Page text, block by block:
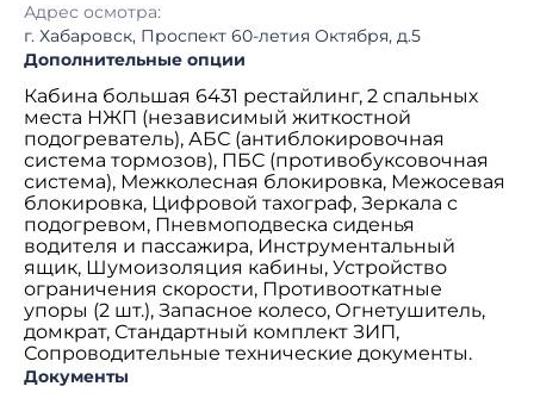
Адрес осмотра:
г. Хабаровск, Проспект 60-летия Октября, д.5
Дополнительные опции
Кабина большая 6431 рестайлинг, 2 спальных
места НЖП (независимый житкостной
подогреватель), АБС (антиблокировочная
система тормозов), ПБС (противобуксовочная
система), Межколесная блокировка, Межосевая
блокировка, Цифровой тахограф, Зеркала с
подогревом, Пневмоподвеска сиденья
водителя и пассажира, Инструментальный
ящик, Шумоизоляция кабины, Устройство
ограничения скорости, Противооткатные
упоры (2 шт.), Запасное колесо, Огнетушитель,
домкрат, Стандартный комплект ЗИП,
Сопроводительные технические документы.
Документы